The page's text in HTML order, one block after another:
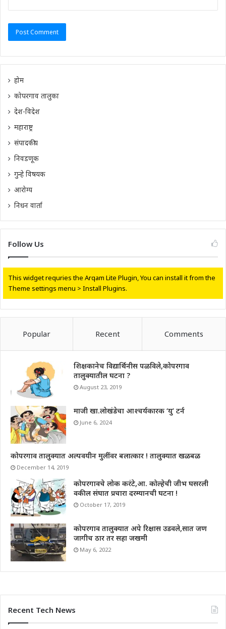
होम
कोपरगाव तालुका
देश-विदेश
महाराष्ट्र
संपादकीय
निवडणूक
गुन्हे विषयक
आरोग्य
निधन वार्ता
Follow Us
This widget requries the Arqam Lite Plugin, You can install it from the
Theme settings menu > Install Plugins.
Popular Recent Comments
शिक्षकानेच विद्यार्थिनीस पळविले,कोपरगाव
तालुक्यातील घटना ?
August 23, 2019
माजी खा.लोखंडेचा आश्चर्यकारक ‘यु’ टर्न
June 6, 2024
कोपरगाव तालुक्यात अल्पवयीन मुलींवर बलात्कार ! तालुक्यात खळबळ
December 14, 2019
कोपरगावचे लोक करंटे,आ. कोल्हेची जीभ घसरली
वकील संघात प्रचारा दरम्यानची घटना !
October 17, 2019
कोपरगाव तालुक्यात अपे रिक्षास उडवले,सात जण
जागीच ठार तर सहा जखमी
May 6, 2022
Recent Tech News